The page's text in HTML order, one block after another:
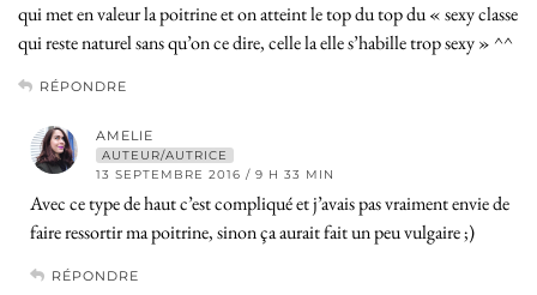
qui met en valeur la poitrine et on atteint le top du top du « sexy classe
qui reste naturel sans qu’on ce dire, celle la elle s’habille trop sexy » ^^
RÉPONDRE
AMELIE
AUTEUR/AUTRICE
13 SEPTEMBRE 2016 / 9 H 33 MIN
Avec ce type de haut c’est compliqué et j’avais pas vraiment envie de
faire ressortir ma poitrine, sinon ça aurait fait un peu vulgaire ;)
RÉPONDRE